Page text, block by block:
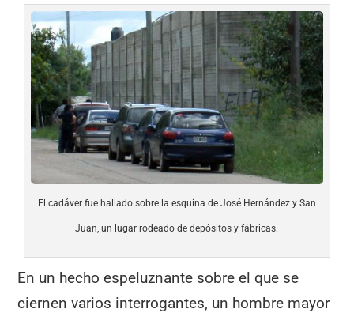
El cadáver fue hallado sobre la esquina de José Hernández y San
Juan, un lugar rodeado de depósitos y fábricas.
En un hecho espeluznante sobre el que se
ciernen varios interrogantes, un hombre mayor